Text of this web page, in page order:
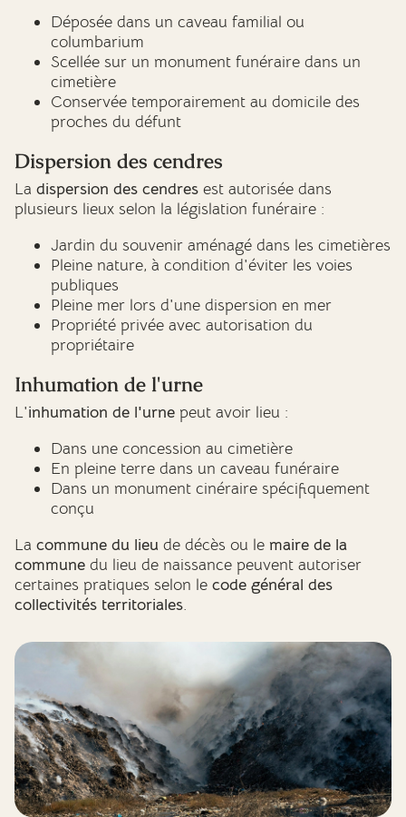
Déposée dans un caveau familial ou
columbarium
Scellée sur un monument funéraire dans un
cimetière
Conservée temporairement au domicile des
proches du défunt
Dispersion des cendres
La dispersion des cendres est autorisée dans
plusieurs lieux selon la législation funéraire :
Jardin du souvenir aménagé dans les cimetières
Pleine nature, à condition d'éviter les voies
publiques
Pleine mer lors d'une dispersion en mer
Propriété privée avec autorisation du
propriétaire
Inhumation de l'urne
L'inhumation de l'urne peut avoir lieu :
Dans une concession au cimetière
En pleine terre dans un caveau funéraire
Dans un monument cinéraire spécifiquement
conçu
La commune du lieu de décès ou le maire de la
commune du lieu de naissance peuvent autoriser
certaines pratiques selon le code général des
collectivités territoriales.